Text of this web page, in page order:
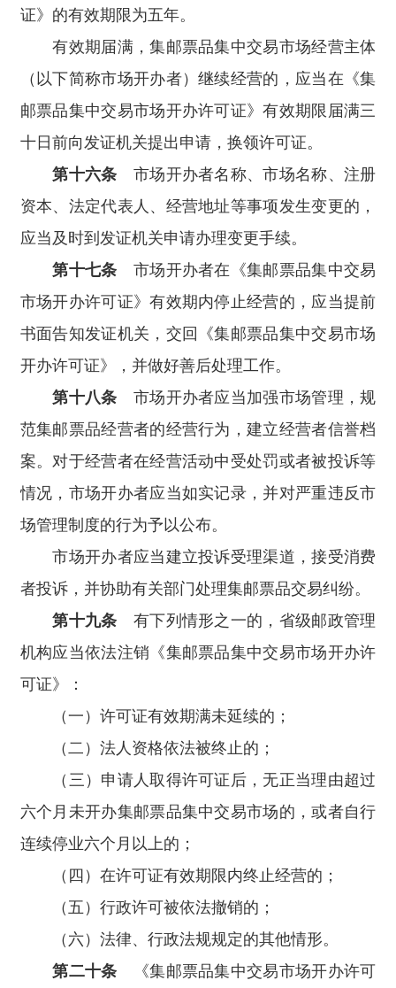
证》的有效期限为五年。
有效期届满，集邮票品集中交易市场经营主体
（以下简称市场开办者）继续经营的，应当在《集
邮票品集中交易市场开办许可证》有效期限届满三
十日前向发证机关提出申请，换领许可证。
第十六条 市场开办者名称、市场名称、注册
资本、法定代表人、经营地址等事项发生变更的，
应当及时到发证机关申请办理变更手续。
第十七条 市场开办者在《集邮票品集中交易
市场开办许可证》有效期内停止经营的，应当提前
书面告知发证机关，交回《集邮票品集中交易市场
开办许可证》，并做好善后处理工作。
第十八条 市场开办者应当加强市场管理，规
范集邮票品经营者的经营行为，建立经营者信誉档
案。对于经营者在经营活动中受处罚或者被投诉等
情况，市场开办者应当如实记录，并对严重违反市
场管理制度的行为予以公布。
市场开办者应当建立投诉受理渠道，接受消费
者投诉，并协助有关部门处理集邮票品交易纠纷。
第十九条 有下列情形之一的，省级邮政管理
机构应当依法注销《集邮票品集中交易市场开办许
可证》：
（一）许可证有效期满未延续的；
（二）法人资格依法被终止的；
（三）申请人取得许可证后，无正当理由超过
六个月未开办集邮票品集中交易市场的，或者自行
连续停业六个月以上的；
（四）在许可证有效期限内终止经营的；
（五）行政许可被依法撤销的；
（六）法律、行政法规规定的其他情形。
第二十条 《集邮票品集中交易市场开办许可